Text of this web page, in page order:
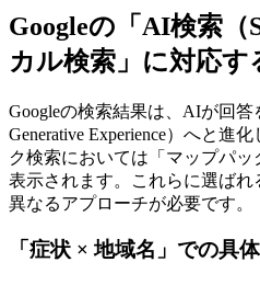
Googleの「AI検索（
カル検索」に対応
Googleの検索結果は、AIが回答
Generative Experience）へと進
ク検索においては「マップパ
表示されます。これらに選ばれ
異なるアプローチが必要です。
「症状 × 地域名」での具